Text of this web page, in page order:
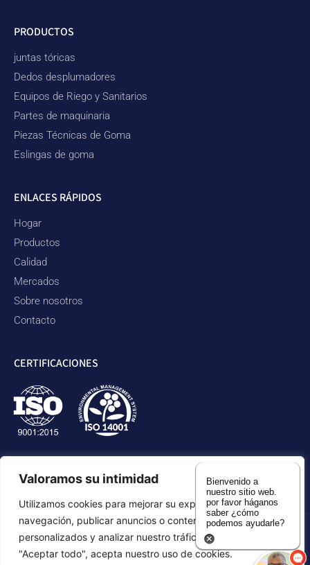
Valoramos su intimidad
Utilizamos cookies para mejorar su experiencia de
navegación, publicar anuncios o contenidos
personalizados y analizar nuestro tráfico. Al hacer clic en
"Aceptar todo", acepta nuestro uso de cookies.
PRODUCTOS
juntas tóricas
Dedos desplumadores
Equipos de Riego y Sanitarios
Partes de maquinaria
Piezas Técnicas de Goma
Eslingas de goma
ENLACES RÁPIDOS
Hogar
Productos
Calidad
Mercados
Sobre nosotros
Contacto
CERTIFICACIONES
política de privacidad Declaración de accesibilidad
Bienvenido a
nuestro sitio web.
por favor háganos
saber ¿cómo
podemos ayudarle?